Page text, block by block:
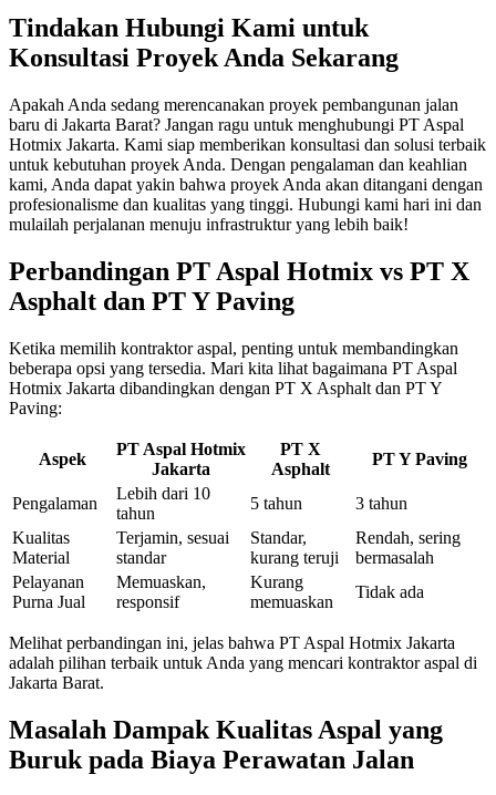
Tindakan Hubungi Kami untuk
Konsultasi Proyek Anda Sekarang
Apakah Anda sedang merencanakan proyek pembangunan jalan
baru di Jakarta Barat? Jangan ragu untuk menghubungi PT Aspal
Hotmix Jakarta. Kami siap memberikan konsultasi dan solusi terbaik
untuk kebutuhan proyek Anda. Dengan pengalaman dan keahlian
kami, Anda dapat yakin bahwa proyek Anda akan ditangani dengan
profesionalisme dan kualitas yang tinggi. Hubungi kami hari ini dan
mulailah perjalanan menuju infrastruktur yang lebih baik!
Perbandingan PT Aspal Hotmix vs PT X
Asphalt dan PT Y Paving
Ketika memilih kontraktor aspal, penting untuk membandingkan
beberapa opsi yang tersedia. Mari kita lihat bagaimana PT Aspal
Hotmix Jakarta dibandingkan dengan PT X Asphalt dan PT Y
Paving:
Aspek
PT Aspal Hotmix
Jakarta
PT X
Asphalt
PT Y Paving
Pengalaman
Lebih dari 10
tahun
5 tahun
3 tahun
Kualitas
Material
Terjamin, sesuai
standar
Standar,
kurang teruji
Rendah, sering
bermasalah
Pelayanan
Purna Jual
Memuaskan,
responsif
Kurang
memuaskan
Tidak ada
Melihat perbandingan ini, jelas bahwa PT Aspal Hotmix Jakarta
adalah pilihan terbaik untuk Anda yang mencari kontraktor aspal di
Jakarta Barat.
Masalah Dampak Kualitas Aspal yang
Buruk pada Biaya Perawatan Jalan